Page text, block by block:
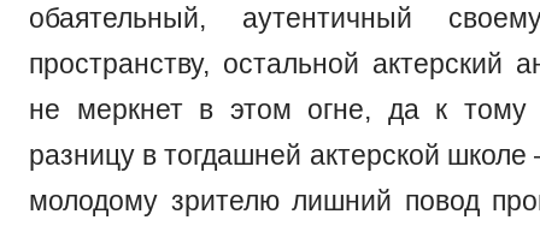
обаятельный, аутентичный
пространству, остальной актерский
не меркнет в этом огне, да к тому
разницу в тогдашней актерской
молодому зрителю лишний повод